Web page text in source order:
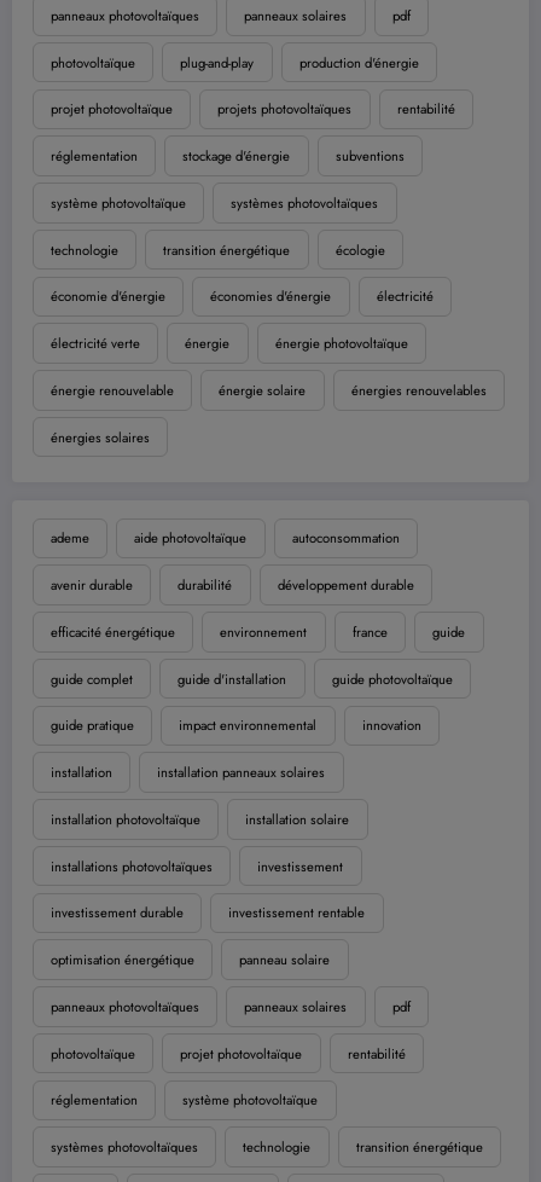
panneaux photovoltaïques panneaux solaires pdf
photovoltaïque plug-and-play production d'énergie
projet photovoltaïque projets photovoltaïques rentabilité
réglementation stockage d'énergie subventions
système photovoltaïque systèmes photovoltaïques
technologie transition énergétique écologie
économie d'énergie économies d'énergie électricité
électricité verte énergie énergie photovoltaïque
énergie renouvelable énergie solaire énergies renouvelables
énergies solaires
ademe aide photovoltaïque autoconsommation
avenir durable durabilité développement durable
efficacité énergétique environnement france guide
guide complet guide d'installation guide photovoltaïque
guide pratique impact environnemental innovation
installation installation panneaux solaires
installation photovoltaïque installation solaire
installations photovoltaïques investissement
investissement durable investissement rentable
optimisation énergétique panneau solaire
panneaux photovoltaïques panneaux solaires pdf
photovoltaïque projet photovoltaïque rentabilité
réglementation système photovoltaïque
systèmes photovoltaïques technologie transition énergétique